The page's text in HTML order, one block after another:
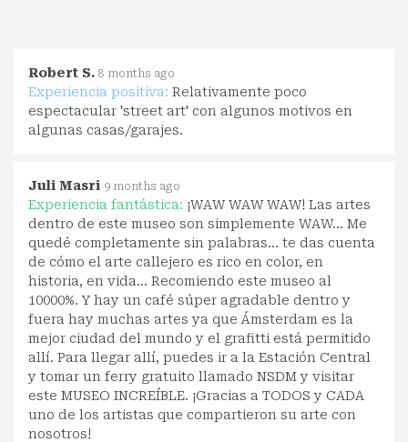
Robert S. 8 months ago
Experiencia positiva: Relativamente poco
espectacular 'street art' con algunos motivos en
algunas casas/garajes.
Juli Masri 9 months ago
Experiencia fantástica: ¡WAW WAW WAW! Las artes
dentro de este museo son simplemente WAW... Me
quedé completamente sin palabras... te das cuenta
de cómo el arte callejero es rico en color, en
historia, en vida... Recomiendo este museo al
10000%. Y hay un café súper agradable dentro y
fuera hay muchas artes ya que Ámsterdam es la
mejor ciudad del mundo y el grafitti está permitido
allí. Para llegar allí, puedes ir a la Estación Central
y tomar un ferry gratuito llamado NSDM y visitar
este MUSEO INCREÍBLE. ¡Gracias a TODOS y CADA
uno de los artistas que compartieron su arte con
nosotros!